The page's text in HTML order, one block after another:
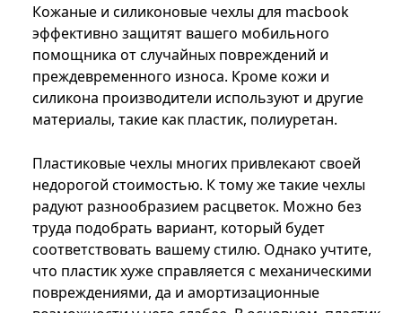
Кожаные и силиконовые чехлы для macbook
эффективно защитят вашего мобильного
помощника от случайных повреждений и
преждевременного износа. Кроме кожи и
силикона производители используют и другие
материалы, такие как пластик, полиуретан.
Пластиковые чехлы многих привлекают своей
недорогой стоимостью. К тому же такие чехлы
радуют разнообразием расцветок. Можно без
труда подобрать вариант, который будет
соответствовать вашему стилю. Однако учтите,
что пластик хуже справляется с механическими
повреждениями, да и амортизационные